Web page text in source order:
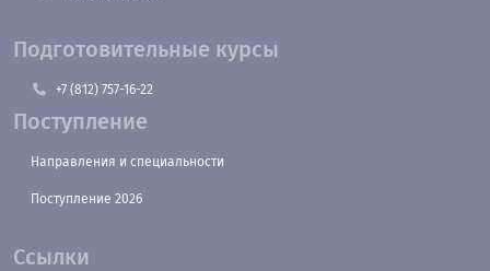
Подготовительные курсы
+7 (812) 757-16-22
Поступление
Направления и специальности
Поступление 2026
Ссылки